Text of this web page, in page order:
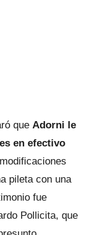
que Adorni le
en efectivo
pileta con una
fue
Pollicita, que